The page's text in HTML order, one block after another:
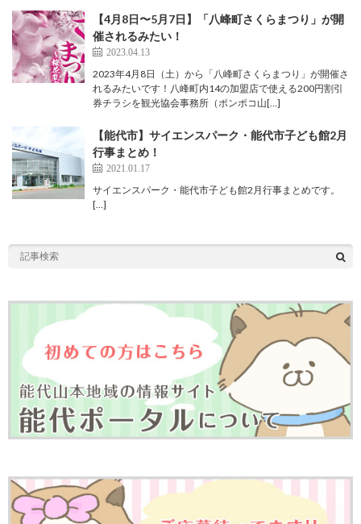
【4月8日〜5月7日】「八峰町さくらまつり」が開
催されるみたい！
2023.04.13
2023年4月8日（土）から「八峰町さくらまつり」が開催さ
れるみたいです！八峰町内14の加盟店で使える200円割引
券チラシを観光協会事務所（ポンポコ山[…]
【能代市】サイエンスパーク・能代市子ども館2月
行事まとめ！
2021.01.17
サイエンスパーク・能代市子ども館2月行事まとめです。
[…]